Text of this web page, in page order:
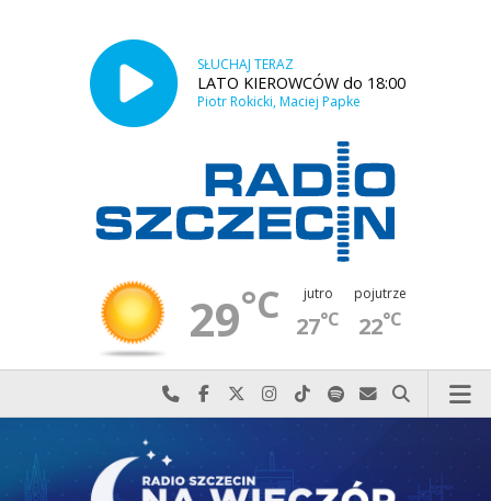
SŁUCHAJ TERAZ
LATO KIEROWCÓW do 18:00
Piotr Rokicki, Maciej Papke
29°C jutro
27°C
pojutrze
22°C
Najlepiej po prostu do nas zadzwoń
Odwiedź nas na Facebook-u
Odwiedź nas na X
Odwiedź nas na Instagram-ie
Odwiedź nas na TikTok-u
Szukaj nas na Spotify
Wyślij do nas
Szukaj